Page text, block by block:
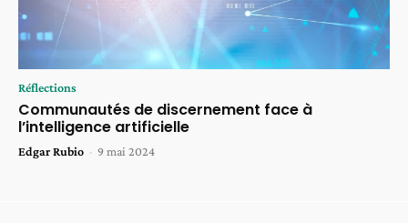
Réflections
Communautés de discernement face à
l’intelligence artificielle
Edgar Rubio - 9 mai 2024